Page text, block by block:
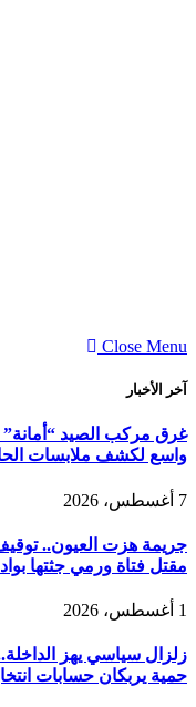
Close Menu
آخر الأخبار
واسع لكشف ملابسات
7 أغسطس، 2026
مقتل فتاة ورمي جثتها
1 أغسطس، 2026
زلزال سياسي يهز
حمية يربكان حسابات انتخابات